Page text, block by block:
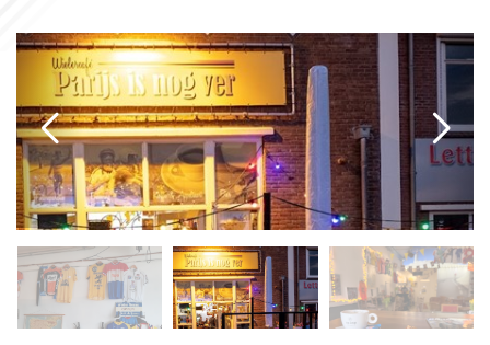
Overzicht Cultuur & Musea
Parkeren in Doetinchem
Openbaar vervoer
Gratis Shuttle
FAQ